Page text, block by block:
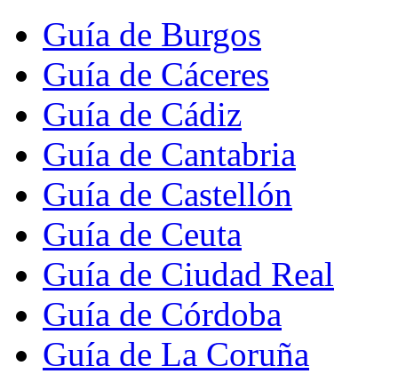
Guía de Burgos
Guía de Cáceres
Guía de Cádiz
Guía de Cantabria
Guía de Castellón
Guía de Ceuta
Guía de Ciudad Real
Guía de Córdoba
Guía de La Coruña